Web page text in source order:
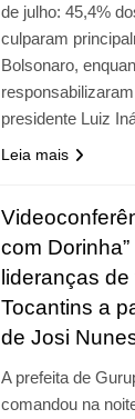
de julho: 45,4%
culparam
Bolsonaro,
presidente Luiz
Leia mais
com
lideranças
Tocantins a
de Josi
A prefeita de
comandou na